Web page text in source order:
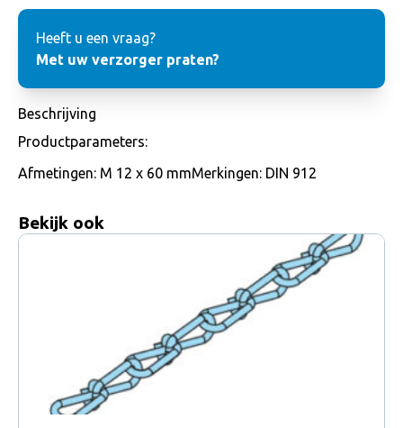
Heeft u een vraag?
Met uw verzorger praten?
Beschrijving
Productparameters:
Afmetingen: M 12 x 60 mmMerkingen: DIN 912
Bekijk ook